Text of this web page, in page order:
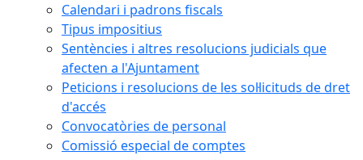
Calendari i padrons fiscals
Tipus impositius
Sentències i altres resolucions judicials que
afecten a l'Ajuntament
Peticions i resolucions de les sol·licituds de dret
d'accés
Convocatòries de personal
Comissió especial de comptes